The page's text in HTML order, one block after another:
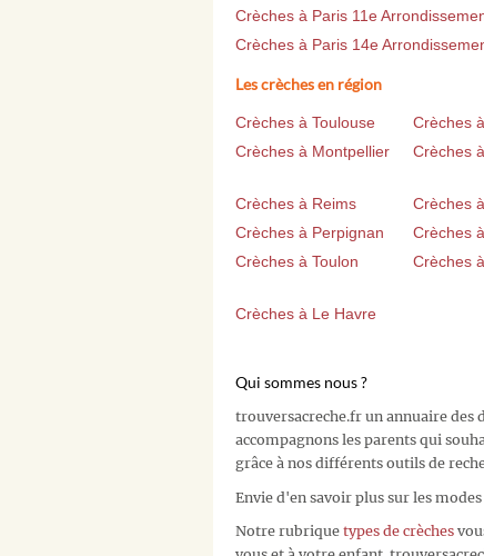
Crèches à Paris 11e
Crèches à Paris 14e
Les crèches en région
Crèches à Toulouse Crèches
Crèches à Montpellier
Crèches
Crèches à Reims
Crèches
Crèches à Perpignan
Crèches
Crèches à Toulon
Crèches
Crèches à Le Havre
Qui sommes nous ?
trouversacreche.fr un annuaire des
accompagnons les parents qui
grâce à nos différents outils de
Envie d'en savoir plus sur les modes
Notre rubrique types de crèches